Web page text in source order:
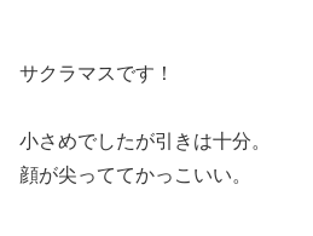
サクラマスです！
小さめでしたが引きは十分。
顔が尖っててかっこいい。